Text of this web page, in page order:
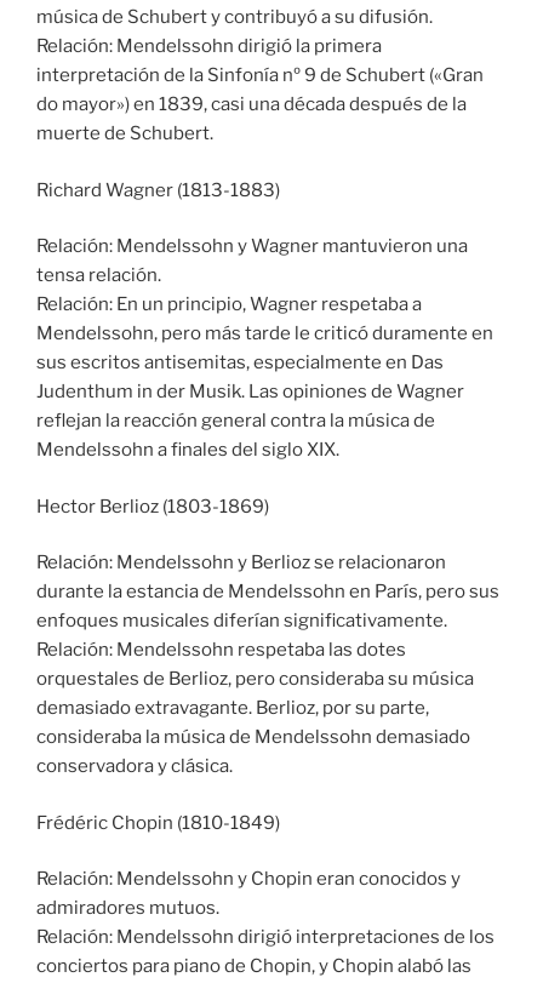
música de Schubert y contribuyó a su difusión.
Relación: Mendelssohn dirigió la primera
interpretación de la Sinfonía nº 9 de Schubert («Gran
do mayor») en 1839, casi una década después de la
muerte de Schubert.
Richard Wagner (1813-1883)
Relación: Mendelssohn y Wagner mantuvieron una
tensa relación.
Relación: En un principio, Wagner respetaba a
Mendelssohn, pero más tarde le criticó duramente en
sus escritos antisemitas, especialmente en Das
Judenthum in der Musik. Las opiniones de Wagner
reflejan la reacción general contra la música de
Mendelssohn a finales del siglo XIX.
Hector Berlioz (1803-1869)
Relación: Mendelssohn y Berlioz se relacionaron
durante la estancia de Mendelssohn en París, pero sus
enfoques musicales diferían significativamente.
Relación: Mendelssohn respetaba las dotes
orquestales de Berlioz, pero consideraba su música
demasiado extravagante. Berlioz, por su parte,
consideraba la música de Mendelssohn demasiado
conservadora y clásica.
Frédéric Chopin (1810-1849)
Relación: Mendelssohn y Chopin eran conocidos y
admiradores mutuos.
Relación: Mendelssohn dirigió interpretaciones de los
conciertos para piano de Chopin, y Chopin alabó las